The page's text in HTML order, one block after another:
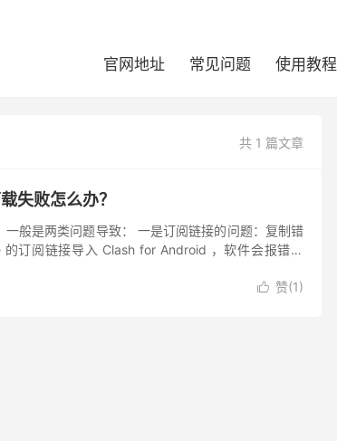
官网地址 常见问题 使用教程
共 1 篇文章
失败怎么办？
般是两类问题导致： 一是订阅链接的问题：复制错
订阅链接导入 Clash for Android ，软件会报错。
 赞(1)